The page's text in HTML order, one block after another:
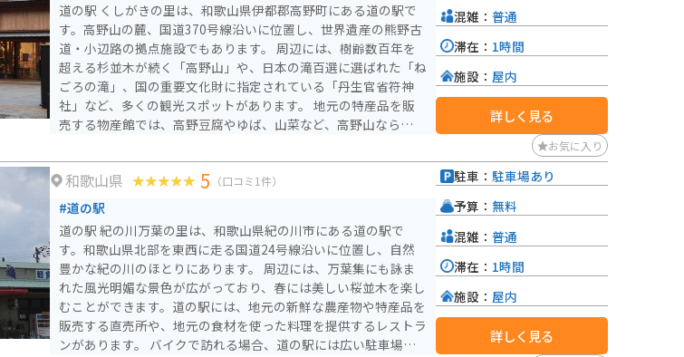
道の駅 くしがきの里は、和歌山県伊都郡高野町にある道の駅で
す。高野山の麓、国道370号線沿いに位置し、世界遺産の熊野古
道・小辺路の拠点施設でもあります。 周辺には、樹齢数百年を
超える杉並木が続く「高野山」や、日本の滝百選に選ばれた「ね
ごろの滝」、国の重要文化財に指定されている「丹生官省符神
社」など、多くの観光スポットがあります。 地元の特産品を販
売する物産館では、高野豆腐やゆば、山菜など、高野山ならでは
んだんに使った料理を楽しむことができます。 バイクで訪れる
場合、道の駅 くしがきの里は、駐車場も広く、休憩場所として
も最適です。高野山へのツーリングの拠点としてもおすすめで
す。周辺のワインディングロードは、景色も良く、ツーリングを
楽しむには最適です。
混雑： 普通
滞在： 1時間
施設： 屋内
詳しく見る
お気に入り
和歌山県 5 （口コミ1件）
#道の駅
道の駅 紀の川万葉の里は、和歌山県紀の川市にある道の駅で
す。和歌山県北部を東西に走る国道24号線沿いに位置し、自然
豊かな紀の川のほとりにあります。 周辺には、万葉集にも詠ま
れた風光明媚な景色が広がっており、春には美しい桜並木を楽し
むことができます。道の駅には、地元の新鮮な農産物や特産品を
販売する直売所や、地元の食材を使った料理を提供するレストラ
ンがあります。 バイクで訪れる場合、道の駅には広い駐車場が
駐車： 駐車場あり
予算： 無料
混雑： 普通
滞在： 1時間
施設： 屋内
詳しく見る